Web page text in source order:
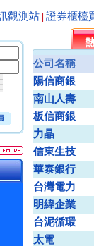
觀測站 證券櫃檯
熱
公司名稱
陽信商銀
南山人壽
板信商銀
力晶
信東生技
華泰銀行
台灣電力
明緯企業
台泥循環
太電